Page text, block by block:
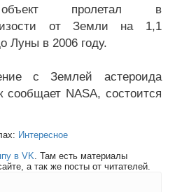
объект пролетал в
от Земли на 1,1
Луны в 2006 году.
с Землей астероида
сообщает NASA, состоится
Интересное
в VK . Там есть материалы
а так же посты от читателей.